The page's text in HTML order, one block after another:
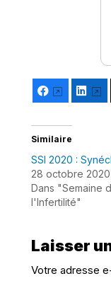
Facebook
Similaire
SSI 2020 :
28 octobre 2020
Dans "Semaine
l'Infertilité"
Laisser
Votre adresse